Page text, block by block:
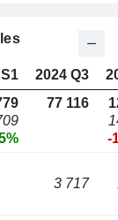
2024 Q3
77 116
-
3 717